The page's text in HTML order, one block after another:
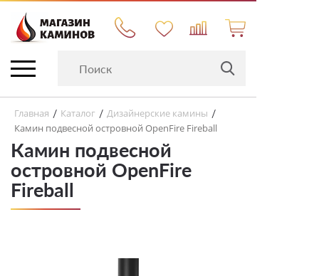
Главная / Каталог / Дизайнерские камины /
Камин подвесной островной OpenFire Fireball
Камин подвесной
островной OpenFire
Fireball